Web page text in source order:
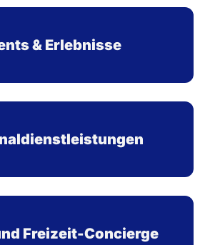
& Erlebnisse
Freizeit-Concierge